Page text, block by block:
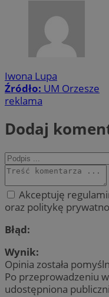
Iwona Lupa
Źródło: UM Orzesze
reklama
Dodaj
Akceptuję
oraz politykę
Błąd:
Wynik:
Opinia została
Po przeprowadzeniu
udostępniona